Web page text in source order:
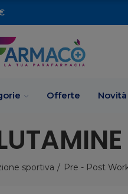
Offerte Novità
sportiva Pre - Post